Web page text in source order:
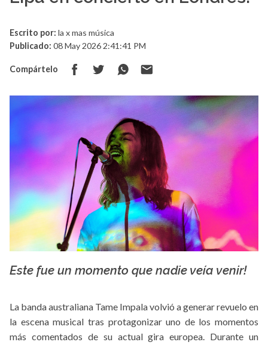
Escrito por: la x mas música
Publicado: 08 May 2026 2:41:41 PM
Compártelo
Este fue un momento que nadie veía venir!
La banda australiana Tame Impala volvió a generar revuelo en
la escena musical tras protagonizar uno de los momentos
más comentados de su actual gira europea. Durante un